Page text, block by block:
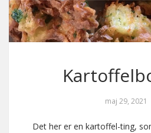
maj 29, 2021
Det her er en kartoffel-ting,